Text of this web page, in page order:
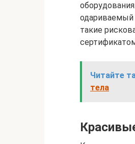
одариваемый
такие
Читайте
тела